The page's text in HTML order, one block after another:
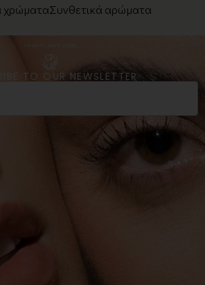
χρώματαΣυνθετικά αρώματα
TO OUR NEWSLETTER